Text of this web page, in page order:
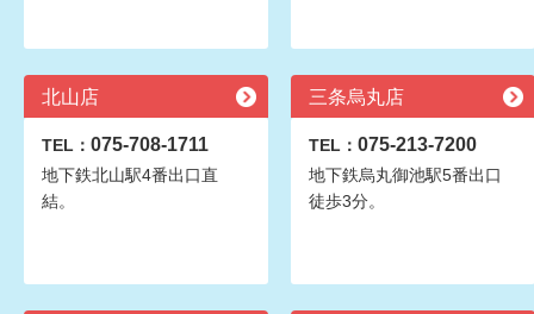
北山店
TEL： 075-708-1711
地下鉄北山駅4番出口直
結。
三条烏丸店
TEL： 075-213-7200
地下鉄烏丸御池駅5番出口
徒歩3分。